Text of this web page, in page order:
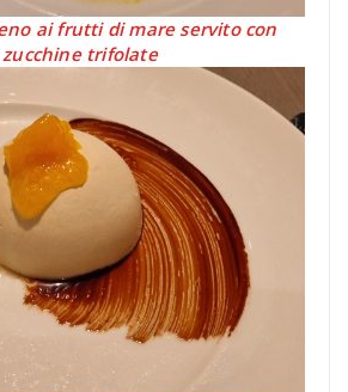
ai frutti di mare servito con
zucchine trifolate